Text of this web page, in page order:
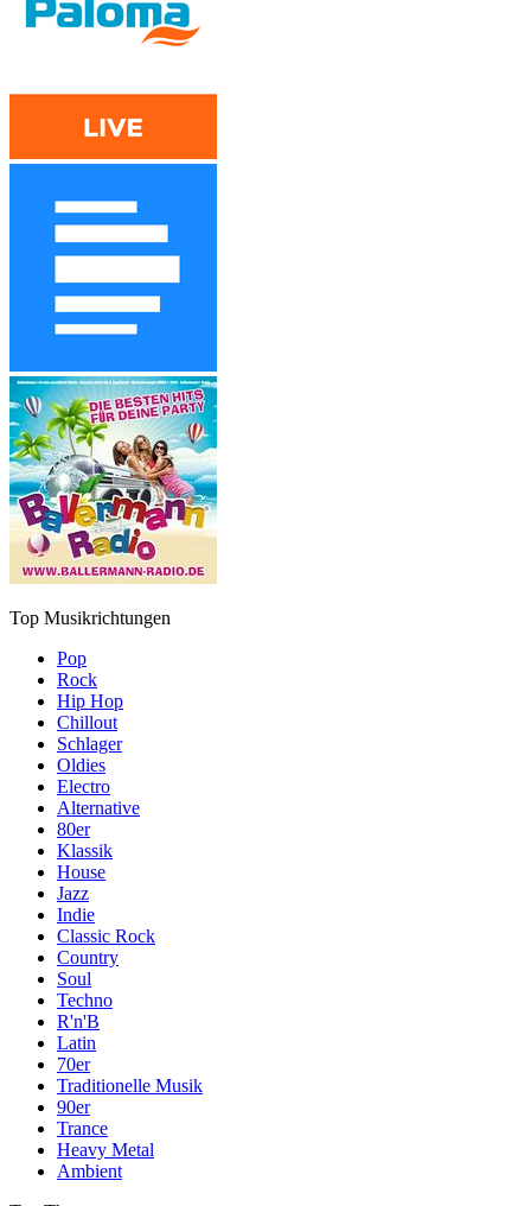
Top Musikrichtungen
Pop
Rock
Hip Hop
Chillout
Schlager
Oldies
Electro
Alternative
80er
Klassik
House
Jazz
Indie
Classic Rock
Country
Soul
Techno
R'n'B
Latin
70er
Traditionelle Musik
90er
Trance
Heavy Metal
Ambient